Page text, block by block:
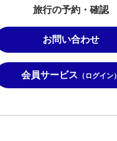
旅行の予約・確認
お問い合わせ
会員サービス （ログイン）